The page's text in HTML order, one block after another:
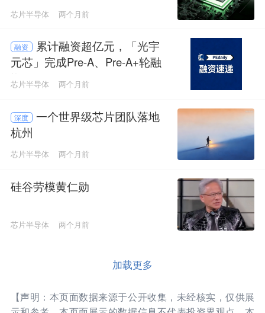
芯片半导体 两个月前
融资
累计融资超亿元，「光宇
元芯」完成Pre-A、Pre-A+轮融
资
芯片半导体 两个月前
深度
一个世界级芯片团队落地
杭州
芯片半导体 两个月前
硅谷劳模黄仁勋
芯片半导体 两个月前
加载更多
【声明：本页面数据来源于公开收集，未经核实，仅供展